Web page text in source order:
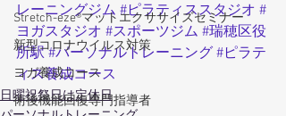
Stretch-eze®マットエクササイズセミナー
新型コロナウイルス対策
ヨガ養成コース
術後機能回復専門指導者
レーニングジム #ピラティススタジオ #
ヨガスタジオ #スポーツジム #瑞穂区役
所駅 #パーソナルトレーニング #ピラテ
ィス養成コース
日曜祝祭日は定休日